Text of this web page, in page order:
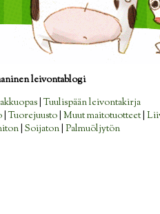
leivontablogi
|Tuulispään leivontakirja
|Tuorejuusto Muut maitotuotteet|
| Soijaton| Palmuöljytön